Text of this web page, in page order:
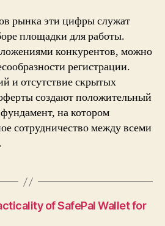
рынка эти цифры служат
площадки для работы.
конкурентов, можно
регистрации.
и отсутствие скрытых
создают положительный
на котором
сотрудничество между всеми
of SafePal Wallet for